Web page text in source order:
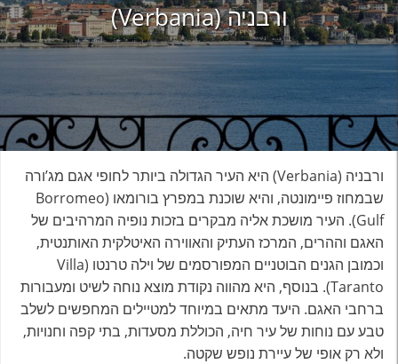
ורבניה (Verbania)
ורבניה (Verbania) היא העיר הגדולה ביותר לחופי אגם מג’ורה
שבמחוז פיימונטה, והיא שוכנת במפרץ בורומאו (Borromeo
Gulf). העיר מושכת אליה מבקרים בזכות נופיה המרהיבים של
האגם וההרים, המרכז העתיק והאווירה האיטלקית האותנטית,
וכמובן הגנים הבוטניים המפורסמים של וילה טרנטו (Villa
Taranto). בנוסף, היא מהווה נקודת מוצא נוחה לשיט ומעבורות
ברחבי האגם. היעד מתאים במיוחד למטיילים המחפשים לשלב
טבע עם נוחות של עיר חיה, הכוללת מסעדות, בתי קפה וחנויות,
ולא רק אופי של עיירת נופש שקטה.